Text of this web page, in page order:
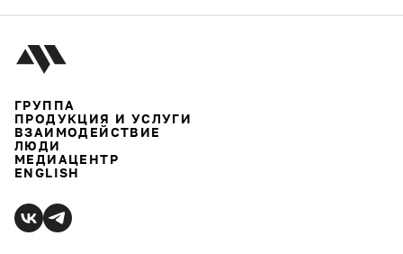
ГРУППА
ПРОДУКЦИЯ И УСЛУГИ
ВЗАИМОДЕЙСТВИЕ
ЛЮДИ
МЕДИАЦЕНТР
ENGLISH